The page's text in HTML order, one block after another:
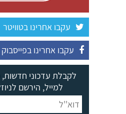
עקבו אחרינו בטוויטר
עקבו אחרינו בפייסבוק
לקבלת עדכוני
למייל, הירשם